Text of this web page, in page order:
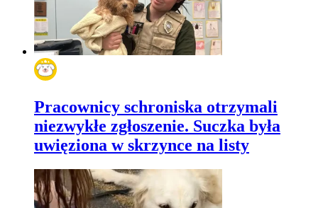
Pracownicy schroniska otrzymali
niezwykłe zgłoszenie. Suczka była
uwięziona w skrzynce na listy